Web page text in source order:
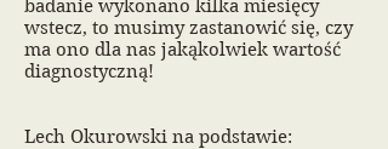
badanie wykonano kilka miesięcy
wstecz, to musimy zastanowić się, czy
ma ono dla nas jakąkolwiek wartość
diagnostyczną!
Lech Okurowski na podstawie: